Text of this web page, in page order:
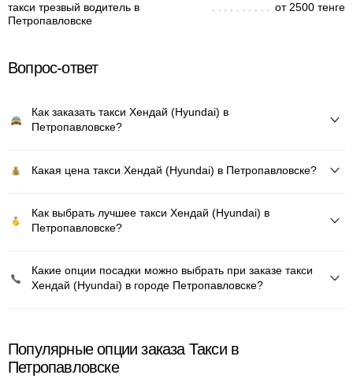
такси трезвый водитель в
Петропавловске
от 2500 тенге
Вопрос-ответ
Как заказать такси Хендай (Hyundai) в
Петропавловске?
Какая цена такси Хендай (Hyundai) в Петропавловске?
Как выбрать лучшее такси Хендай (Hyundai) в
Петропавловске?
Какие опции посадки можно выбрать при заказе такси
Хендай (Hyundai) в городе Петропавловске?
Популярные опции заказа Такси в
Петропавловске